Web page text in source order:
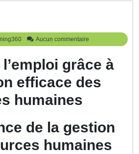
training360
Aucun commentaire
grâce à
efficace des
humaines
de la gestion
humaines